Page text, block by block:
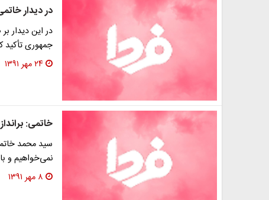
در دیدار
در این دیدار
جمهوری تأکید
۲۴ مهر ۱۳۹۱
خاتمی:
سید محمد
نمی‌خواهیم و
۸ مهر ۱۳۹۱